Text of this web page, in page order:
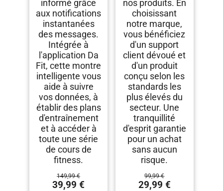
informé grâce
aux notifications
instantanées
des messages.
Intégrée à
l'application Da
Fit, cette montre
intelligente vous
aide à suivre
vos données, à
établir des plans
d'entraînement
et à accéder à
toute une série
de cours de
fitness.
149,99 €
39,99 €
nos produits. En
choisissant
notre marque,
vous bénéficiez
d'un support
client dévoué et
d'un produit
conçu selon les
standards les
plus élevés du
secteur. Une
tranquillité
d'esprit garantie
pour un achat
sans aucun
risque.
99,99 €
29,99 €